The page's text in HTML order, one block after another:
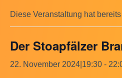
Diese Veranstaltung hat
Der Stoapfälzer
22. November 2024|19:30 -